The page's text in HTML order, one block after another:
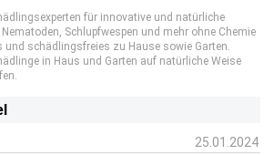
für innovative und natürliche
Schlupfwespen und mehr ohne Chemie
und schädlingsfreies zu Hause sowie Garten.
in Haus und Garten auf natürliche Weise
25.01.2024